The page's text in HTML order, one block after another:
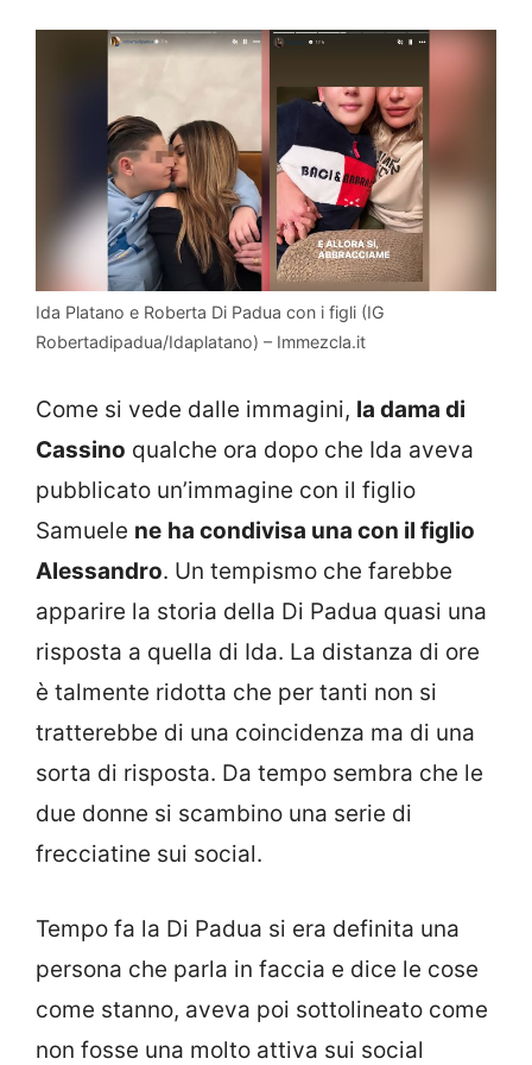
Ida Platano e Roberta Di Padua con i figli (IG
Robertadipadua/Idaplatano) – Immezcla.it
Come si vede dalle immagini, la dama di
Cassino qualche ora dopo che Ida aveva
pubblicato un’immagine con il figlio
Samuele ne ha condivisa una con il figlio
Alessandro. Un tempismo che farebbe
apparire la storia della Di Padua quasi una
risposta a quella di Ida. La distanza di ore
è talmente ridotta che per tanti non si
tratterebbe di una coincidenza ma di una
sorta di risposta. Da tempo sembra che le
due donne si scambino una serie di
frecciatine sui social.
Tempo fa la Di Padua si era definita una
persona che parla in faccia e dice le cose
come stanno, aveva poi sottolineato come
non fosse una molto attiva sui social